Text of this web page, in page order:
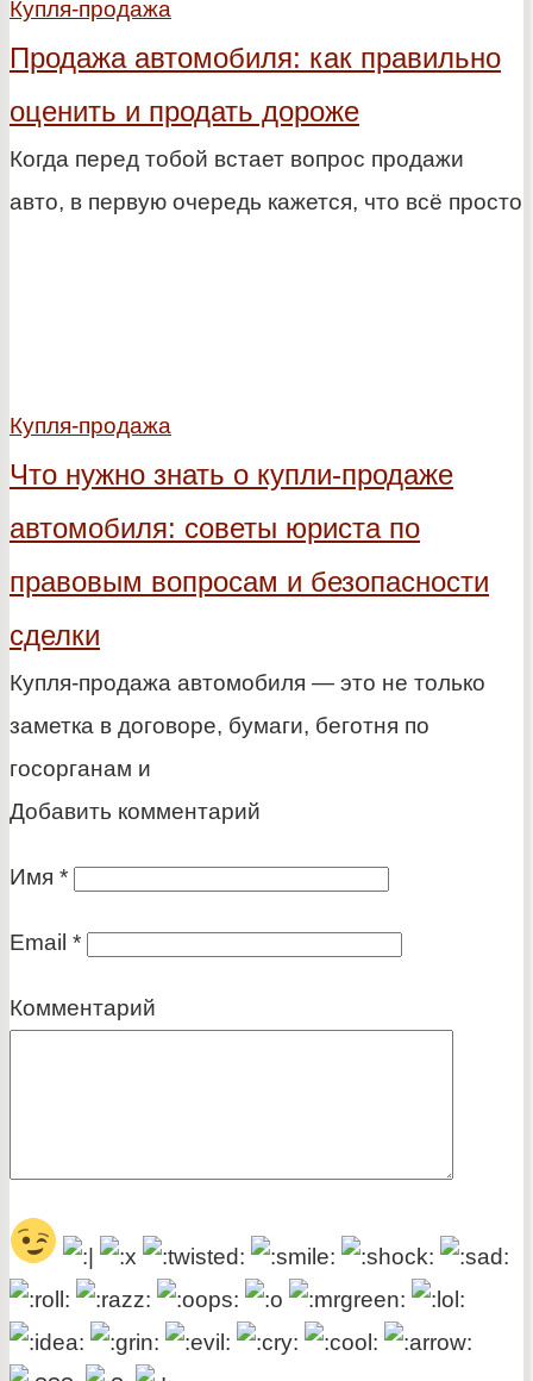
Купля-продажа
Продажа автомобиля: как правильно
оценить и продать дороже
Когда перед тобой встает вопрос продажи
авто, в первую очередь кажется, что всё просто
Купля-продажа
Что нужно знать о купли-продаже
автомобиля: советы юриста по
правовым вопросам и безопасности
сделки
Купля-продажа автомобиля — это не только
заметка в договоре, бумаги, беготня по
госорганам и
Добавить комментарий
Имя *
Email *
Комментарий